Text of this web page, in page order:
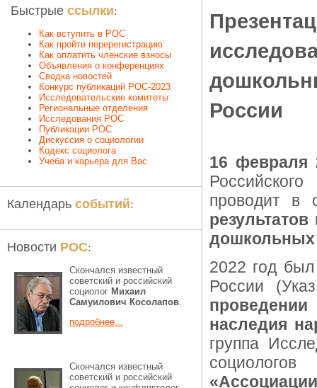
Быстрые ссылки:
Как вступить в РОС
Как пройти перерегистрацию
Как оплатить членские взносы
Объявления о конференциях
Сводка новостей
Конкурс публикаций РОС-2023
Исследовательские комитеты
Региональные отделения
Исследования РОС
Публикации РОС
Дискуссия о социологии
Кодекс социолога
Учеба и карьера для Вас
Календарь событий:
Новости РОС:
Скончался известный
советский и российский
социолог Михаил
Самуилович Косолапов.
подробнее...
Скончался известный
советский и российский
России
16 февраля
проводит в
дошкольных
2022 год был
России
проведении
наследия
группа